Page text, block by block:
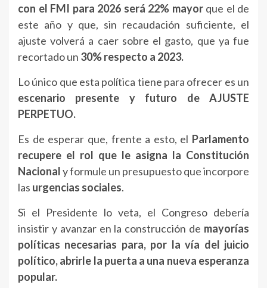
con el FMI para 2026 será 22% mayorque el de
este año y que, sin recaudación suficiente, el
ajuste volverá a caer sobre el gasto, que ya fue
recortado un 30% respecto a 2023.
Lo único que esta política tiene para ofrecer es un
escenario presente y futuro de AJUSTE
PERPETUO.
Es de esperar que, frente a esto, el Parlamento
recupere el rol que le asigna la Constitución
Nacionaly formule un presupuesto que incorpore
las urgencias sociales.
Si el Presidente lo veta, el Congreso debería
insistir y avanzar en la construcción de mayorías
políticas necesarias para, por la vía del juicio
político, abrirle la puerta a una nueva esperanza
popular.